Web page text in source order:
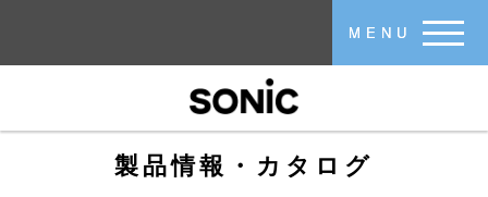
MENU
製品情報・カタログ